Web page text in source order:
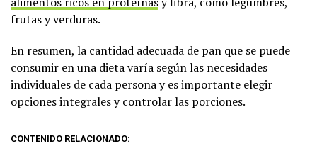
frutas y verduras.
En resumen, la cantidad adecuada de pan que se puede
consumir en una dieta varía según las necesidades
individuales de cada persona y es importante elegir
opciones integrales y controlar las porciones.
CONTENIDO RELACIONADO: